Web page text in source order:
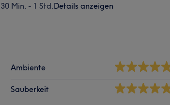
30 Min. - 1 Std.Details anzeigen
Ambiente
Sauberkeit